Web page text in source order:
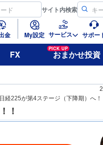
サイト内検索
金 My設定 サービス サポー
FX
PICK UP
おまかせ投資
経225が第4ステージ（下降期）へ！
！